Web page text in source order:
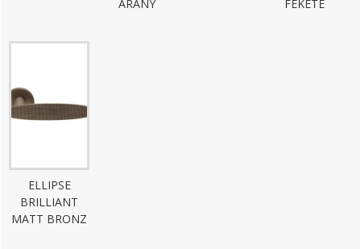
ARANY
FEKETE
ELLIPSE
BRILLIANT
MATT BRONZ